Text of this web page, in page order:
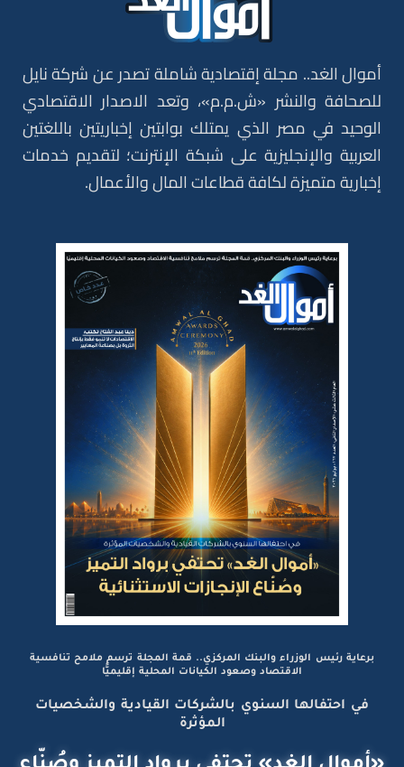
أموال الغد.. مجلة إقتصادية شاملة تصدر عن شركة نايل
للصحافة والنشر «ش.م.م»، وتعد الاصدار الاقتصادي
الوحيد في مصر الذي يمتلك بوابتين إخباريتين باللغتين
العربية والإنجليزية على شبكة الإنترنت؛ لتقديم خدمات
إخبارية متميزة لكافة قطاعات المال والأعمال.
برعاية رئيس الوزراء والبنك المركزي.. قمة المجلة ترسم ملامح تنافسية
الاقتصاد وصعود الكيانات المحلية إقليميًّا
في احتفالها السنوي بالشركات القيادية والشخصيات
المؤثرة